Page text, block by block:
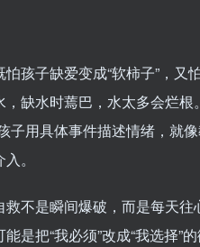
孩子缺爱变成“软柿子”，又怕
缺水时蔫巴，水太多会烂根
子用具体事件描述情绪，就
。
不是瞬间爆破，而是每天往
是把“我必须”改成“我选择”